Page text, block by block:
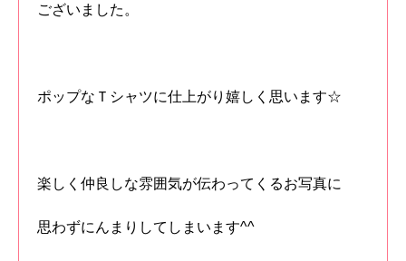
ございました。
ポップなＴシャツに仕上がり嬉しく思います☆
楽しく仲良しな雰囲気が伝わってくるお写真に
思わずにんまりしてしまいます^^